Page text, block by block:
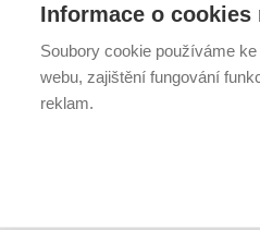
Informace o cookies
Soubory cookie používáme
webu, zajištění fungování
reklam.